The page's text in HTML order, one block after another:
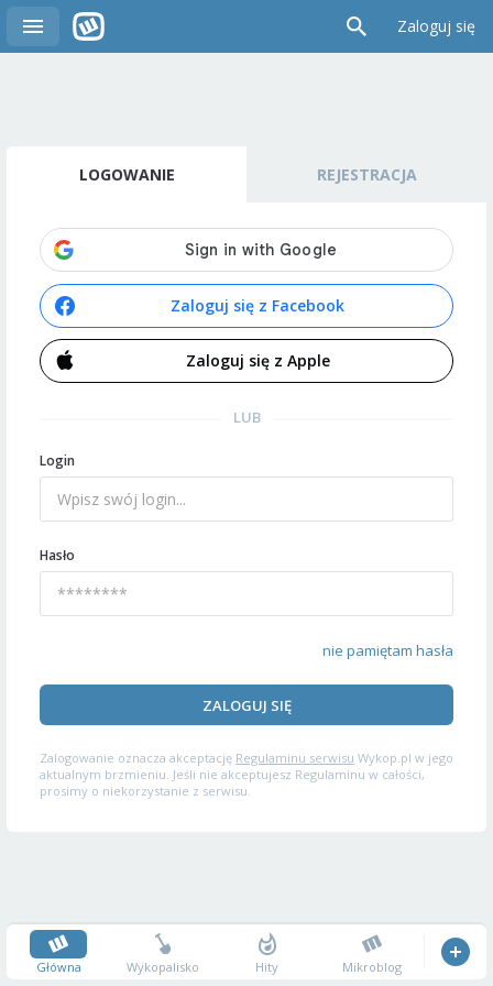
Zaloguj się
LOGOWANIE REJESTRACJA
Zaloguj się z Facebook
Zaloguj się z Apple
LUB
Login
Hasło
nie pamiętam hasła
ZALOGUJ SIĘ
Zalogowanie oznacza akceptację Regulaminu serwisu Wykop.pl w jego
aktualnym brzmieniu. Jeśli nie akceptujesz Regulaminu w całości,
prosimy o niekorzystanie z serwisu.
Główna Wykopalisko Hity Mikroblog